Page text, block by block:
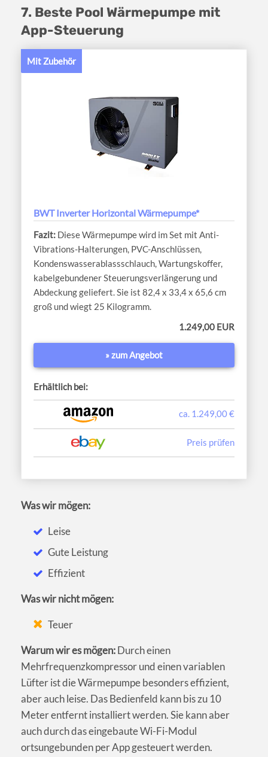
7. Beste Pool Wärmepumpe mit
App-Steuerung
Mit Zubehör
BWT Inverter Horizontal Wärmepumpe*
Diese Wärmepumpe wird im Set mit Anti-
Vibrations-Halterungen, PVC-Anschlüssen,
Kondenswasserablassschlauch, Wartungskoffer,
kabelgebundener Steuerungsverlängerung und
Abdeckung geliefert. Sie ist 82,4 x 33,4 x 65,6 cm
groß und wiegt 25 Kilogramm.
1.249,00 EUR
» zum Angebot
Erhältlich bei:
ca. 1.249,00 €
Preis prüfen
Was wir mögen:
Leise
Gute Leistung
Effizient
Was wir nicht mögen:
Teuer
Warum wir es mögen:Durch einen
Mehrfrequenzkompressor und einen variablen
Lüfter ist die Wärmepumpe besonders effizient,
aber auch leise. Das Bedienfeld kann bis zu 10
Meter entfernt installiert werden. Sie kann aber
auch durch das eingebaute Wi-Fi-Modul
ortsungebunden per App gesteuert werden.